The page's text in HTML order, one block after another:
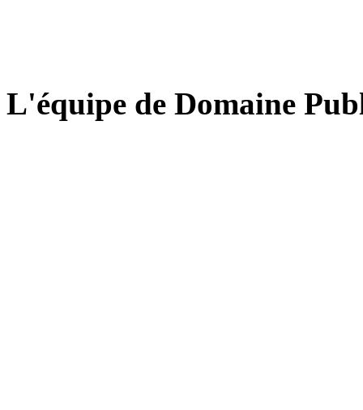
L'équipe de Domaine